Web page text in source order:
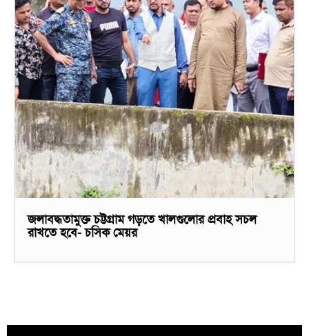
জলাবদ্ধতামুক্ত চট্টগ্রাম গড়তে খালগুলোর প্রবাহ সচল
রাখতে হবে- চসিক মেয়র